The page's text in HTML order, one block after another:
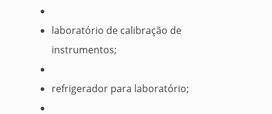
laboratório de calibração de
instrumentos;
refrigerador para laboratório;